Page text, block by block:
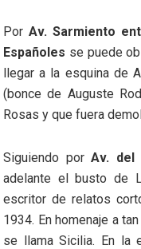
Por Av. Sarmiento
Españoles se puede
llegar a la esquina de
(bonce de Auguste
Rosas y que fuera
Siguiendo porAv. del
adelante el busto de
escritor de relatos
1934. En homenaje a
se llama Sicilia. En la